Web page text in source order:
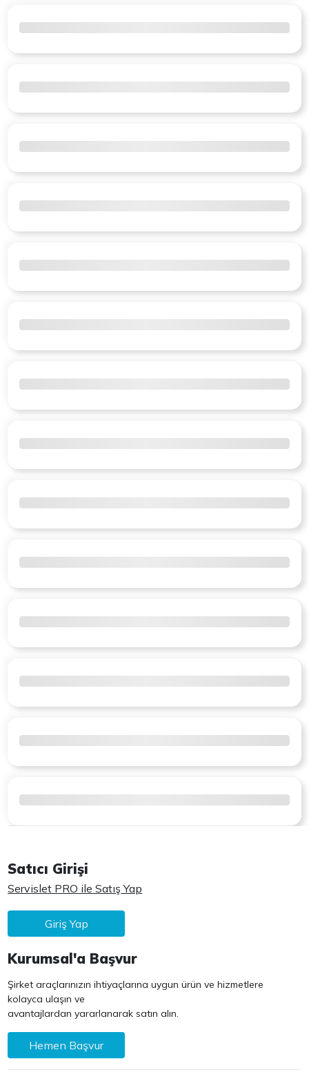
Satıcı Girişi
Servislet PRO ile Satış Yap
Giriş Yap
Kurumsal'a Başvur
Şirket araçlarınızın ihtiyaçlarına uygun ürün ve hizmetlere
kolayca ulaşın ve
avantajlardan yararlanarak satın alın.
Hemen Başvur